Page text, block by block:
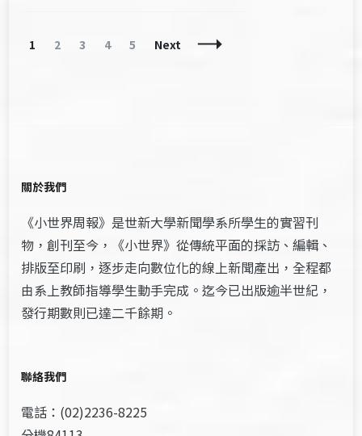
Posts
Page
1 Page
2 Page
3 Page
4 Page
5 Next
關於我們
《小世界周報》是世新大學新聞學系所學生的實習刊
物，創刊至今，《小世界》從傳統平面的採訪、編輯、
排版至印刷，逐步走向數位化的線上新聞產出，全程都
由系上教師指導學生動手完成。迄今已出版逾半世紀，
發行期數則已達二千餘期。
聯絡我們
電話：(02)2236-8225